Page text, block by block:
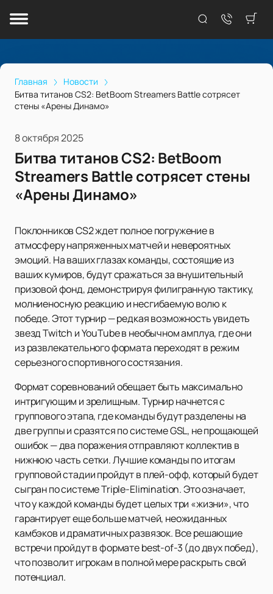
Главная
Новости
Битва титанов CS2: BetBoom Streamers Battle сотрясет
стены «Арены Динамо»
8 октября 2025
Битва титанов CS2: BetBoom
Streamers Battle сотрясет стены
«Арены Динамо»
Поклонников CS2 ждет полное погружение в
атмосферу напряженных матчей и невероятных
эмоций. На ваших глазах команды, состоящие из
ваших кумиров, будут сражаться за внушительный
призовой фонд, демонстрируя филигранную тактику,
молниеносную реакцию и несгибаемую волю к
победе. Этот турнир — редкая возможность увидеть
звезд Twitch и YouTube в необычном амплуа, где они
из развлекательного формата переходят в режим
серьезного спортивного состязания.
Формат соревнований обещает быть максимально
интригующим и зрелищным. Турнир начнется с
группового этапа, где команды будут разделены на
две группы и сразятся по системе GSL, не прощающей
ошибок — два поражения отправляют коллектив в
нижнюю часть сетки. Лучшие команды по итогам
групповой стадии пройдут в плей-офф, который будет
сыгран по системе Triple-Elimination. Это означает,
что у каждой команды будет целых три «жизни», что
гарантирует еще больше матчей, неожиданных
камбэков и драматичных развязок. Все решающие
встречи пройдут в формате best-of-3 (до двух побед),
что позволит игрокам в полной мере раскрыть свой
потенциал.